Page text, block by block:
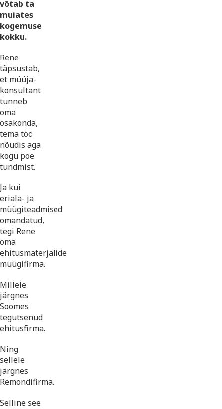
võtab ta
muiates
kogemuse
kokku.
Rene
täpsustab,
et müüja-
konsultant
tunneb
oma
osakonda,
tema töö
nõudis aga
kogu poe
tundmist.
Ja kui
eriala- ja
müügiteadmised
omandatud,
tegi Rene
oma
ehitusmaterjalide
müügifirma.
Millele
järgnes
Soomes
tegutsenud
ehitusfirma.
Ning
sellele
järgnes
Remondifirma.
Selline see